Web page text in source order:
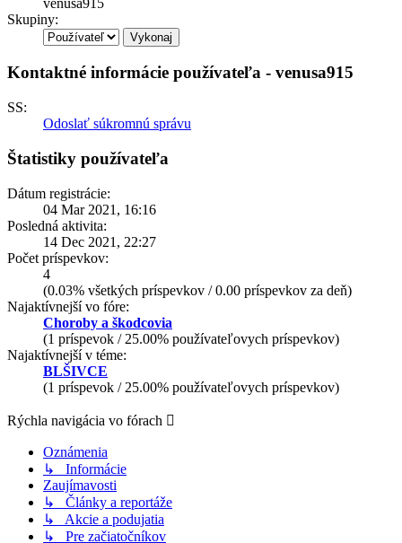
Skupiny:
Kontaktné informácie používateľa - venusa915
SS:
Odoslať súkromnú správu
Štatistiky používateľa
Dátum registrácie:
04 Mar 2021, 16:16
Posledná aktivita:
14 Dec 2021, 22:27
Počet príspevkov:
4
(0.03% všetkých príspevkov / 0.00 príspevkov za deň)
Najaktívnejší vo fóre:
Choroby a škodcovia
(1 príspevok / 25.00% používateľovych príspevkov)
Najaktívnejší v téme:
BLŠIVCE
(1 príspevok / 25.00% používateľovych príspevkov)
Rýchla navigácia vo fórach
Oznámenia
↳ Informácie
Zaujímavosti
↳ Články a reportáže
↳ Akcie a podujatia
↳ Pre začiatočníkov